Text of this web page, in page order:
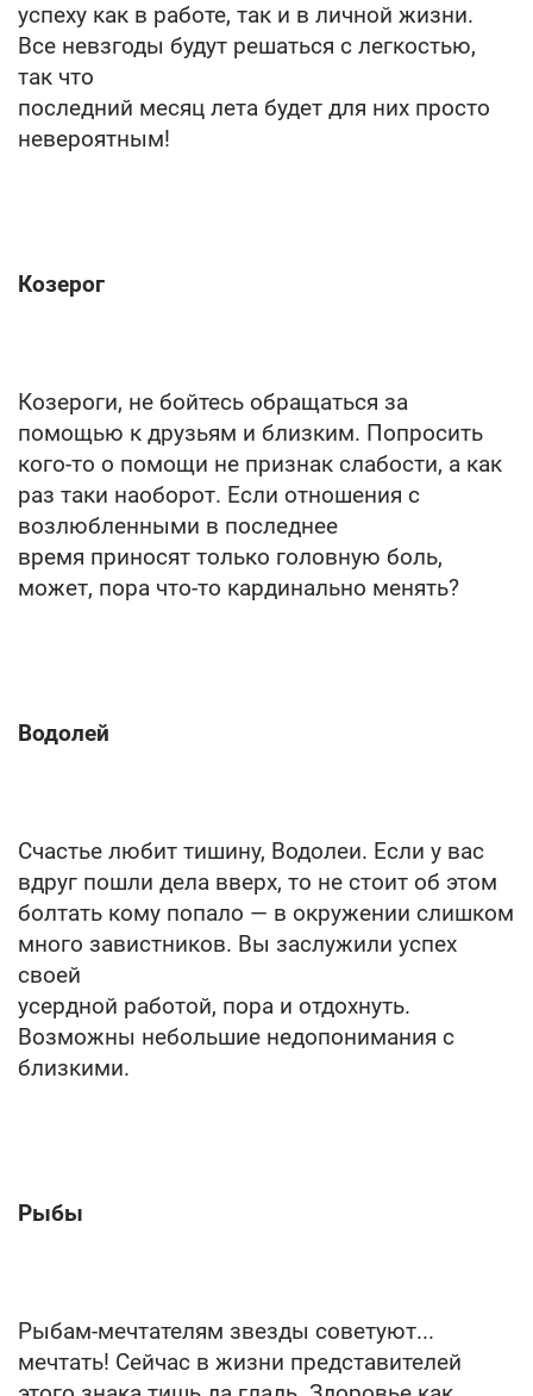
успеху как в работе, так и в личной жизни.
Все невзгоды будут решаться с легкостью,
так что
последний месяц лета будет для них просто
невероятным!
Козерог
Козероги, не бойтесь обращаться за
помощью к друзьям и близким. Попросить
кого-то о помощи не признак слабости, а как
раз таки наоборот. Если отношения с
возлюбленными в последнее
время приносят только головную боль,
может, пора что-то кардинально менять?
Водолей
Счастье любит тишину, Водолеи. Если у вас
вдруг пошли дела вверх, то не стоит об этом
болтать кому попало — в окружении слишком
много завистников. Вы заслужили успех
своей
усердной работой, пора и отдохнуть.
Возможны небольшие недопонимания с
близкими.
Рыбы
Рыбам-мечтателям звезды советуют...
мечтать! Сейчас в жизни представителей